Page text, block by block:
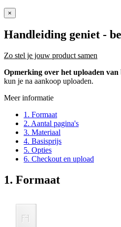
×
Handleiding geniet -
Zo stel je jouw product samen
Opmerking over het uploaden van
kun je na aankoop uploaden.
Meer informatie
1. Formaat
2. Aantal pagina's
3. Materiaal
4. Basisprijs
5. Opties
6. Checkout en upload
1. Formaat